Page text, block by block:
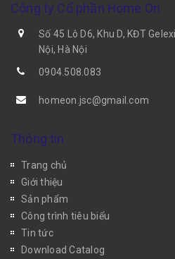
Công ty Cổ phần Home On
Số 45 Lô D6, Khu D, KĐT
Nội, Hà Nội
0904.508.083
homeon.jsc@gmail.com
Thông tin
Trang chủ
Giới thiệu
Sản phẩm
Công trình tiêu biểu
Tin tức
Download Catalog